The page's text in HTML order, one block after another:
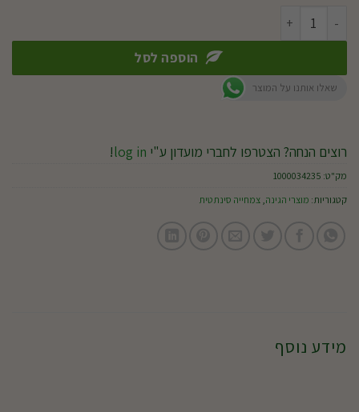
כמות של עץ במבוק (2060-12)
הוספה לסל
שאלו אותנו על המוצר
רוצים הנחה? הצטרפו לחברי מועדון ע"י log in
!
מק"ט: 1000034235
קטגוריות: מוצרי הגינה,צמחייה סינתטית
מידע נוסף